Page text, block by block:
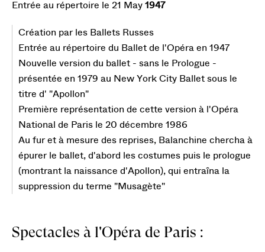
Entrée au répertoire le 21 May 1947
Création par les Ballets Russes
Entrée au répertoire du Ballet de l'Opéra en 1947
Nouvelle version du ballet - sans le Prologue -
présentée en 1979 au New York City Ballet sous le
titre d' "Apollon"
Première représentation de cette version à l'Opéra
National de Paris le 20 décembre 1986
Au fur et à mesure des reprises, Balanchine chercha à
épurer le ballet, d'abord les costumes puis le prologue
(montrant la naissance d'Apollon), qui entraîna la
suppression du terme "Musagète"
Spectacles à l'Opéra de Paris :